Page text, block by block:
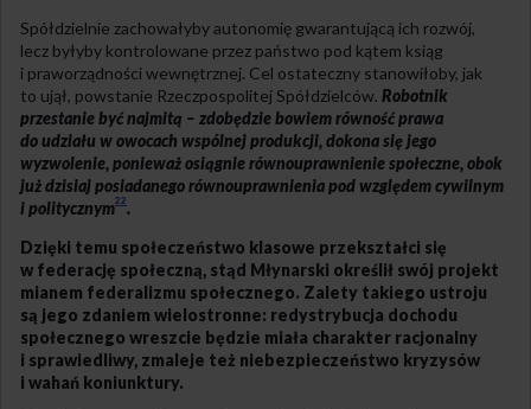
Spółdzielnie zachowałyby autonomię gwarantującą ich rozwój,
lecz byłyby kontrolowane przez państwo pod kątem ksiąg
i praworządności wewnętrznej. Cel ostateczny stanowiłoby, jak
to ujął, powstanie Rzeczpospolitej Spółdzielców. Robotnik
przestanie być najmitą – zdobędzie bowiem równość prawa
do udziału w owocach wspólnej produkcji, dokona się jego
wyzwolenie, ponieważ osiągnie równouprawnienie społeczne, obok
już dzisiaj posiadanego równouprawnienia pod względem cywilnym
i politycznym22.
Dzięki temu społeczeństwo klasowe przekształci się
w federację społeczną, stąd Młynarski określił swój projekt
mianem federalizmu społecznego. Zalety takiego ustroju
są jego zdaniem wielostronne: redystrybucja dochodu
społecznego wreszcie będzie miała charakter racjonalny
i sprawiedliwy, zmaleje też niebezpieczeństwo kryzysów
i wahań koniunktury.